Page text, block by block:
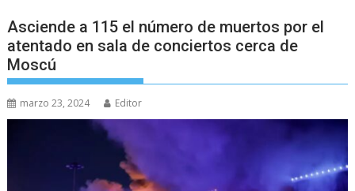
Asciende a 115 el número de muertos por el
atentado en sala de conciertos cerca de
Moscú
marzo 23, 2024 Editor